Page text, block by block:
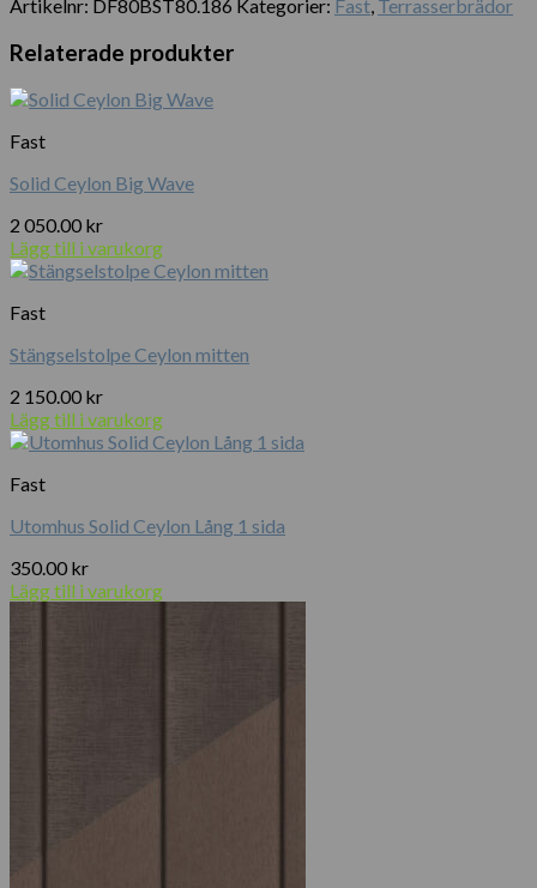
start
mängd
Artikelnr: DF80BST80.186 Kategorier: Fast, Terrasserbrädor
Relaterade produkter
Fast
Solid Ceylon Big Wave
2 050.00 kr
Lägg till i varukorg
Fast
Stängselstolpe Ceylon mitten
2 150.00 kr
Lägg till i varukorg
Fast
Utomhus Solid Ceylon Lång 1 sida
350.00 kr
Lägg till i varukorg